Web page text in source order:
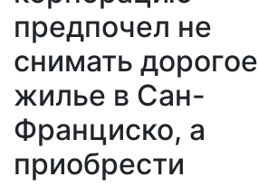
предпочел не
снимать дорогое
жилье в Сан-
Франциско, а
приобрести